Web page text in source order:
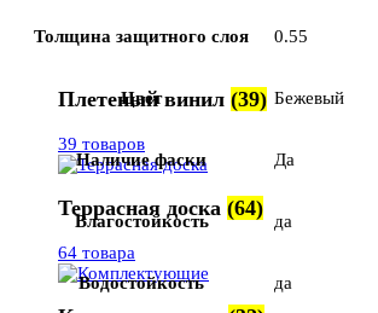
Плетеный винил (39)
39 товаров
Террасная доска (64)
64 товара
Толщина защитного слоя 0.55
Цвет Бежевый
Наличие фаски Да
Влагостойкость да
Водостойкость да